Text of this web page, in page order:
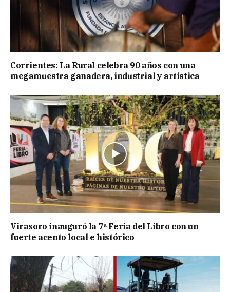
Corrientes: La Rural celebra 90 años con una
megamuestra ganadera, industrial y artística
Virasoro inauguró la 7ª Feria del Libro con un
fuerte acento local e histórico